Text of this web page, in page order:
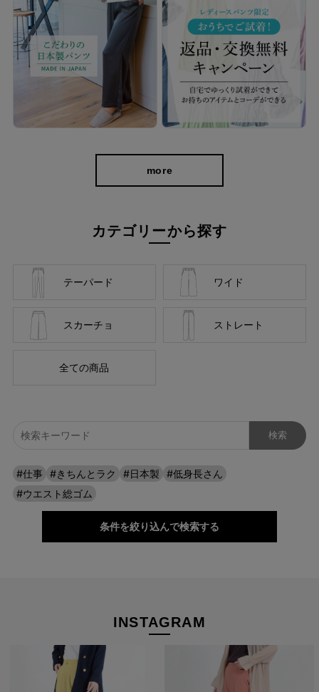
more
カテゴリーから探す
テーパード ワイド
スカーチョ ストレート
全ての商品
#仕事 #きちんとラク #日本製
#低身長さん
#ウエスト総ゴム
条件を絞り込んで検索する
INSTAGRAM